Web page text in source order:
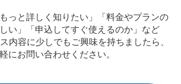
っと詳しく知りたい」「料金やプランの
い」「申込してすぐ使えるのか」など
内容に少しでもご興味を持ちましたら、
にお問い合わせください。